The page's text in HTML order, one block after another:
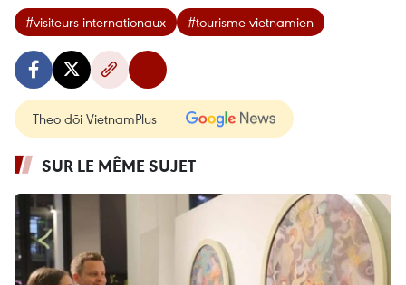
#visiteurs internationaux #tourisme vietnamien
Theo dõi VietnamPlus
SUR LE MÊME SUJET